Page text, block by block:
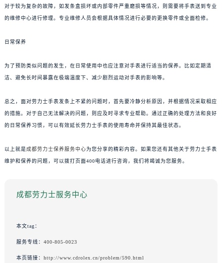
对于较为复杂的故障，如发条盒损坏或内部零件严重磨损等情况，则需要将手表送到专业
的维修中心进行修理。专业维修人员会根据具体情况进行必要的更换零件或全面检修。
日常保养
为了预防类似问题的发生，在日常使用中也应注意对手表进行适当的保养。比如定期清
洁、避免长时间暴露在极端温度下、减少剧烈运动对手表的影响等。
总之，面对劳力士手表发条上不紧的问题时，首先要冷静分析原因，并根据情况采取相应
的措施。对于自己无法解决的问题，则应及时寻求专业帮助。通过正确的处理方法和良好
的日常保养习惯，可以有效延长劳力士手表的使用寿命并保持其最佳状态。
以上就是成都劳力士保养服务中心为您分享的精彩内容。如果您还有其他关于劳力士手表
维护和保养的问题，可以拨打页面400电话进行咨询，我们将竭诚为您服务。
成都劳力士服务中心
本文tag：
服务专线： 400-805-0023
本页链接： http://www.cdrolex.cn/problem/590.html